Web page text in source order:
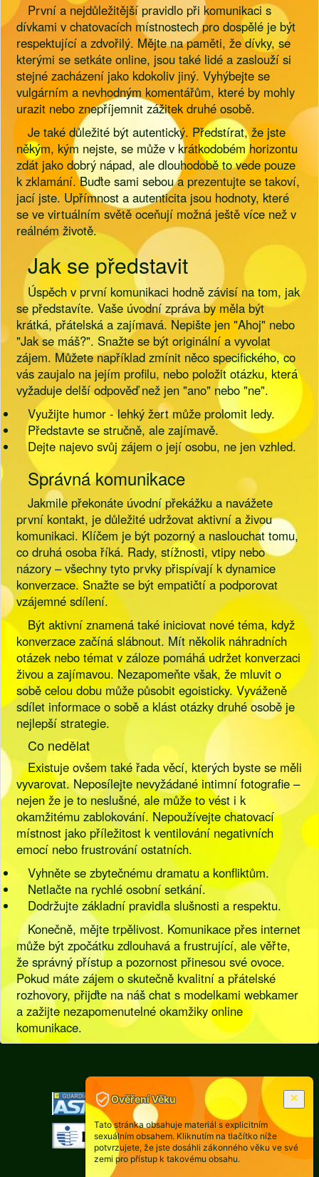
První a nejdůležitější pravidlo při komunikaci s
dívkami v chatovacích místnostech pro dospělé je být
respektující a zdvořilý. Mějte na paměti, že dívky, se
kterými se setkáte online, jsou také lidé a zaslouží si
stejné zacházení jako kdokoliv jiný. Vyhýbejte se
vulgárním a nevhodným komentářům, které by mohly
urazit nebo znepříjemnit zážitek druhé osobě.
Je také důležité být autentický. Předstírat, že jste
někým, kým nejste, se může v krátkodobém horizontu
zdát jako dobrý nápad, ale dlouhodobě to vede pouze
k zklamání. Buďte sami sebou a prezentujte se takoví,
jací jste. Upřímnost a autenticita jsou hodnoty, které
se ve virtuálním světě oceňují možná ještě více než v
reálném životě.
Jak se představit
Úspěch v první komunikaci hodně závisí na tom, jak
se představíte. Vaše úvodní zpráva by měla být
krátká, přátelská a zajímavá. Nepište jen "Ahoj" nebo
"Jak se máš?". Snažte se být originální a vyvolat
zájem. Můžete například zmínit něco specifického, co
vás zaujalo na jejím profilu, nebo položit otázku, která
vyžaduje delší odpověď než jen "ano" nebo "ne".
Využijte humor - lehký žert může prolomit ledy.
Představte se stručně, ale zajímavě.
Dejte najevo svůj zájem o její osobu, ne jen vzhled.
Správná komunikace
Jakmile překonáte úvodní překážku a navážete
první kontakt, je důležité udržovat aktivní a živou
komunikaci. Klíčem je být pozorný a naslouchat tomu,
co druhá osoba říká. Rady, stížnosti, vtipy nebo
názory – všechny tyto prvky přispívají k dynamice
konverzace. Snažte se být empatičtí a podporovat
vzájemné sdílení.
Být aktivní znamená také iniciovat nové téma, když
konverzace začíná slábnout. Mít několik náhradních
otázek nebo témat v záloze pomáhá udržet konverzaci
živou a zajímavou. Nezapomeňte však, že mluvit o
sobě celou dobu může působit egoisticky. Vyváženě
sdílet informace o sobě a klást otázky druhé osobě je
nejlepší strategie.
Co nedělat
Existuje ovšem také řada věcí, kterých byste se měli
vyvarovat. Neposílejte nevyžádané intimní fotografie –
nejen že je to neslušné, ale může to vést i k
okamžitému zablokování. Nepoužívejte chatovací
místnost jako příležitost k ventilování negativních
emocí nebo frustrování ostatních.
Vyhněte se zbytečnému dramatu a konfliktům.
Netlačte na rychlé osobní setkání.
Dodržujte základní pravidla slušnosti a respektu.
Konečně, mějte trpělivost. Komunikace přes internet
může být zpočátku zdlouhavá a frustrující, ale věřte,
že správný přístup a pozornost přinesou své ovoce.
Pokud máte zájem o skutečně kvalitní a přátelské
rozhovory, přijďte na náš chat s modelkami webkamer
a zažijte nezapomenutelné okamžiky online
komunikace.
]
Ověření Věku
Tato stránka obsahuje materiál s explicitním
sexuálním obsahem. Kliknutím na tlačítko níže
potvrzujete, že jste dosáhli zákonného věku ve své
zemi pro přístup k takovému obsahu.